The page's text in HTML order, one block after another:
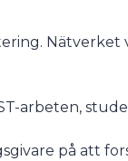
Nätverket
arbeten,
på att